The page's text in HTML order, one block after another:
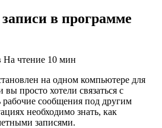
в программе
На чтение 10 мин
на одном компьютере для
просто хотели связаться с
сообщения под другим
необходимо знать, как
записями.